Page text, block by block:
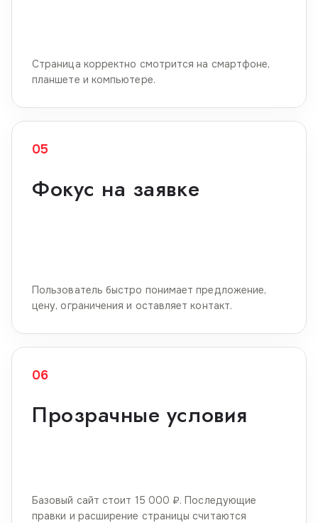
Страница корректно смотрится на смартфоне,
планшете и компьютере.
05
Фокус на заявке
Пользователь быстро понимает предложение,
цену, ограничения и оставляет контакт.
06
Прозрачные условия
Базовый сайт стоит 15 000 ₽. Последующие
правки и расширение страницы считаются